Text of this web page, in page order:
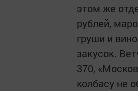
этом же
рублей,
груши и
закусок.
370,
колбасу не